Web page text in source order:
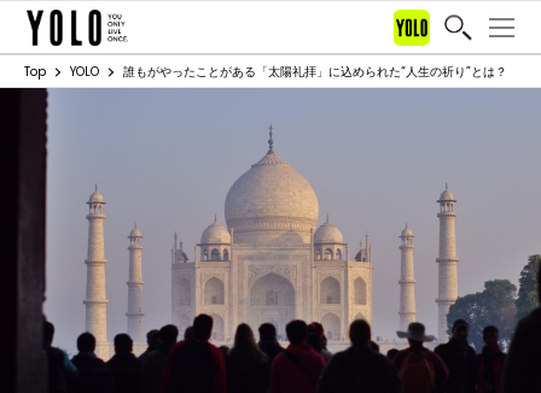
Top YOLO 誰もがやったことがある「太陽礼拝」に込められた“人生の祈り”とは？